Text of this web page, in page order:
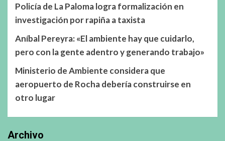
Policía de La Paloma logra formalización en
investigación por rapiña a taxista
Aníbal Pereyra: «El ambiente hay que cuidarlo,
pero con la gente adentro y generando trabajo»
Ministerio de Ambiente considera que
aeropuerto de Rocha debería construirse en
otro lugar
Archivo